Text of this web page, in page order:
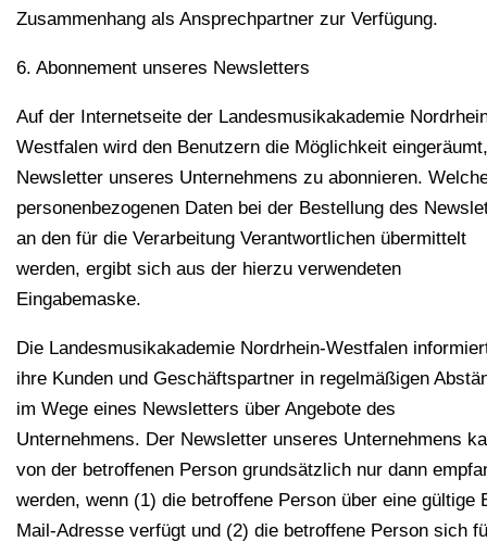
Zusammenhang als Ansprechpartner zur Verfügung.
6. Abonnement unseres Newsletters
Auf der Internetseite der Landesmusikakademie
Westfalen wird den Benutzern die Möglichkeit
Newsletter unseres Unternehmens zu abonnieren.
personenbezogenen Daten bei der Bestellung des
an den für die Verarbeitung Verantwortlichen übermittelt
werden, ergibt sich aus der hierzu verwendeten
Eingabemaske.
Die Landesmusikakademie Nordrhein-Westfalen
ihre Kunden und Geschäftspartner in regelmäßigen
im Wege eines Newsletters über Angebote des
Unternehmens. Der Newsletter unseres Unternehmens
von der betroffenen Person grundsätzlich nur dann
werden, wenn (1) die betroffene Person über eine gültige
Mail-Adresse verfügt und (2) die betroffene Person sich